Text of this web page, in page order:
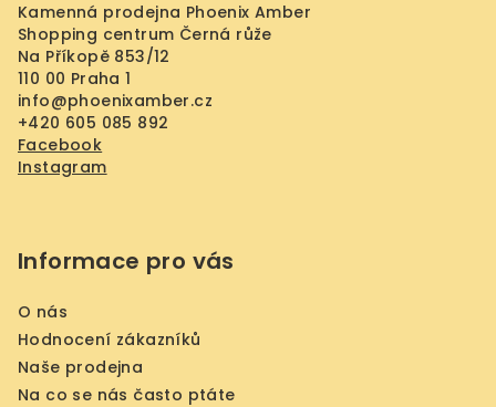
Kamenná prodejna Phoenix Amber
Shopping centrum Černá růže
Na Příkopě 853/12
110 00 Praha 1
info@phoenixamber.cz
+420 605 085 892
Facebook
Instagram
Informace pro vás
O nás
Hodnocení zákazníků
Naše prodejna
Na co se nás často ptáte